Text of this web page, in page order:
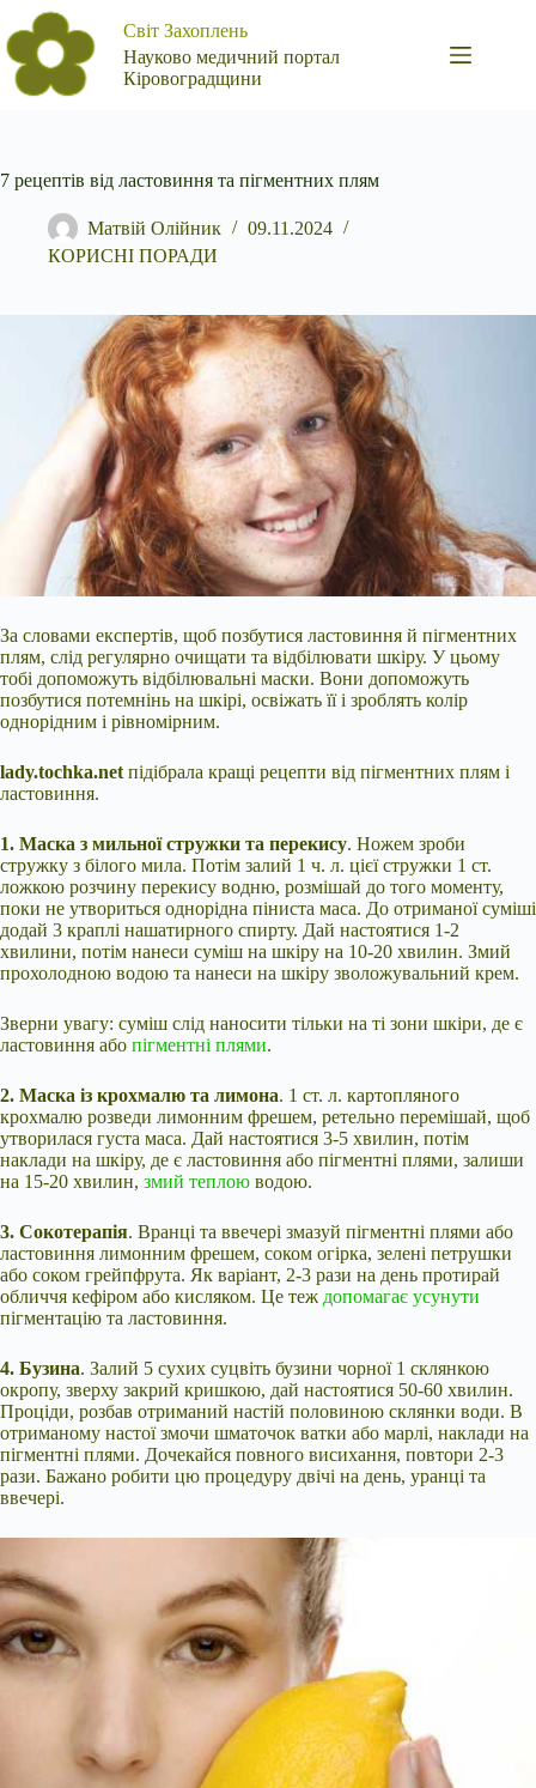
Перейти
до
вмісту
Світ Захоплень
Науково медичний портал
Кіровоградщини
7 рецептів від ластовиння та пігментних плям
Матвій Олійник
09.11.2024
КОРИСНІ ПОРАДИ
За словами експертів, щоб позбутися ластовиння й пігментних
плям, слід регулярно очищати та відбілювати шкіру. У цьому
тобі допоможуть відбілювальні маски. Вони допоможуть
позбутися потемнінь на шкірі, освіжать її і зроблять колір
однорідним і рівномірним.
lady.tochka.net підібрала кращі рецепти від пігментних плям і
ластовиння.
1. Маска з мильної стружки та перекису. Ножем зроби
стружку з білого мила. Потім залий 1 ч. л. цієї стружки 1 ст.
ложкою розчину перекису водню, розмішай до того моменту,
поки не утвориться однорідна піниста маса. До отриманої суміші
додай 3 краплі нашатирного спирту. Дай настоятися 1-2
хвилини, потім нанеси суміш на шкіру на 10-20 хвилин. Змий
прохолодною водою та нанеси на шкіру зволожувальний крем.
Зверни увагу: суміш слід наносити тільки на ті зони шкіри, де є
ластовиння або пігментні плями.
2. Маска із крохмалю та лимона. 1 ст. л. картопляного
крохмалю розведи лимонним фрешем, ретельно перемішай, щоб
утворилася густа маса. Дай настоятися 3-5 хвилин, потім
наклади на шкіру, де є ластовиння або пігментні плями, залиши
на 15-20 хвилин, змий теплою водою.
3. Сокотерапія. Вранці та ввечері змазуй пігментні плями або
ластовиння лимонним фрешем, соком огірка, зелені петрушки
або соком грейпфрута. Як варіант, 2-3 рази на день протирай
обличчя кефіром або кисляком. Це теж допомагає усунути
пігментацію та ластовиння.
4. Бузина. Залий 5 сухих суцвіть бузини чорної 1 склянкою
окропу, зверху закрий кришкою, дай настоятися 50-60 хвилин.
Проціди, розбав отриманий настій половиною склянки води. В
отриманому настої змочи шматочок ватки або марлі, наклади на
пігментні плями. Дочекайся повного висихання, повтори 2-3
рази. Бажано робити цю процедуру двічі на день, уранці та
ввечері.